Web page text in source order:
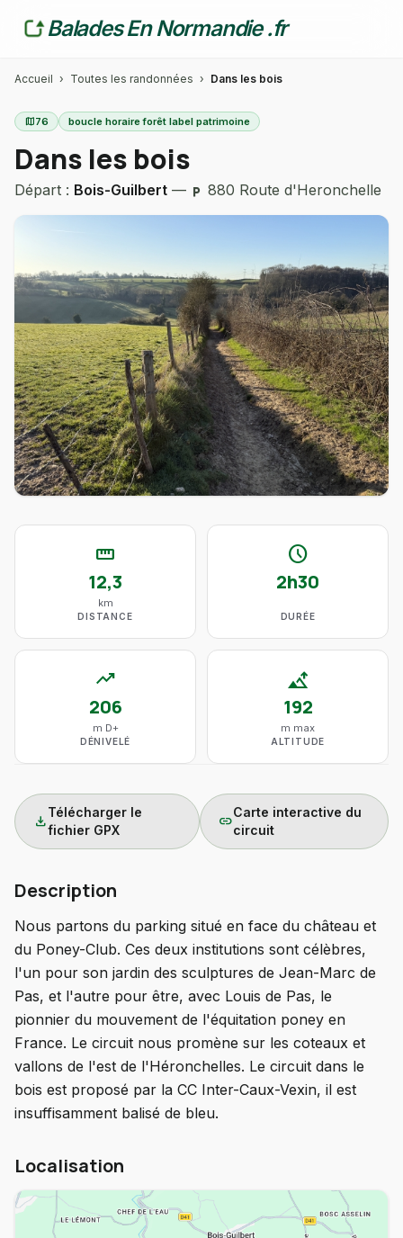
Balades En Normandie .fr
Accueil › Toutes les randonnées › Dans les bois
map76 boucle horaire forêt label patrimoine
Dans les bois
Départ : Bois-Guilbert — local_parking 880 Route d'Heronchelle
straighten
12,3
km
DISTANCE
schedule
2h30
DURÉE
trending_up
206
m D+
DÉNIVELÉ
altitude
192
m max
ALTITUDE
download
Télécharger le
fichier GPX
link
Carte interactive du
circuit
Description
Nous partons du parking situé en face du château et
du Poney-Club. Ces deux institutions sont célèbres,
l'un pour son jardin des sculptures de Jean-Marc de
Pas, et l'autre pour être, avec Louis de Pas, le
pionnier du mouvement de l'équitation poney en
France. Le circuit nous promène sur les coteaux et
vallons de l'est de l'Héronchelles. Le circuit dans le
bois est proposé par la CC Inter-Caux-Vexin, il est
insuffisamment balisé de bleu.
Localisation